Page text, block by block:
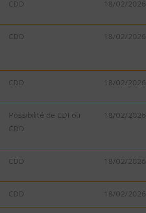
CDD 18/02/2026
CDD 18/02/2026
CDD 18/02/2026
Possibilité de CDI ou
CDD
18/02/2026
CDD 18/02/2026
CDD 18/02/2026